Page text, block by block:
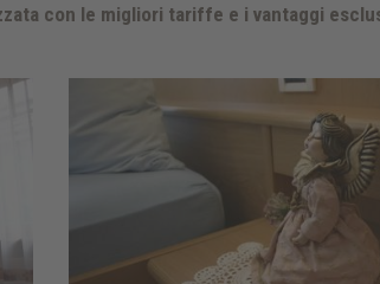
con le migliori tariffe e i vantaggi